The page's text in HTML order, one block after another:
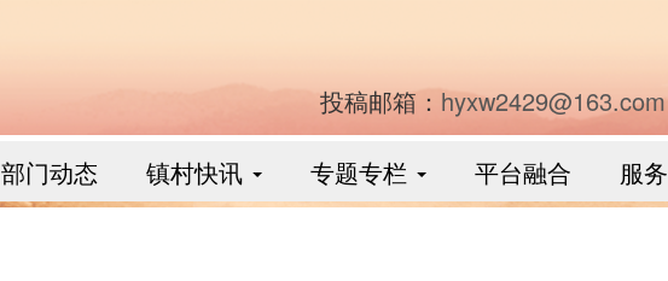
投稿邮箱： hyxw2429@163.com
部门动态 镇村快讯 专题专栏 平台融合 服务